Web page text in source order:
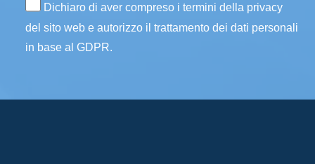
Dichiaro di aver compreso i termini della privacy
del sito web e autorizzo il trattamento dei dati personali
in base al GDPR.